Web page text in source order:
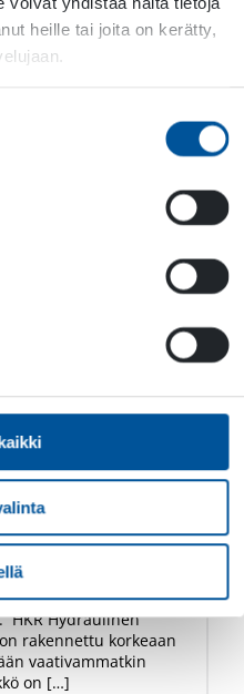
heille tai joita on kerätty,
liikkuvan koneen,
voiman
ja tehokkaan
ajoneuvon tai
paineilmaksi – juuri
HKR Hydraulinen
rakennettu korkeaan
vaativammatkin
on […]